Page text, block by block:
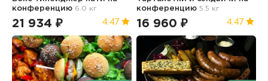
конференцию 6.0 кг
21 934 ₽ 4.47
конференцию 5.5 кг
16 960 ₽ 4.47